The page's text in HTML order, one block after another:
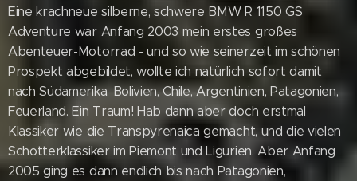
Eine krachneue silberne, schwere BMW R 1150 GS
Adventure war Anfang 2003 mein erstes großes
Abenteuer-Motorrad - und so wie seinerzeit im schönen
Prospekt abgebildet, wollte ich natürlich sofort damit
nach Südamerika. Bolivien, Chile, Argentinien, Patagonien,
Feuerland. Ein Traum! Hab dann aber doch erstmal
Klassiker wie die Transpyrenaica gemacht, und die vielen
Schotterklassiker im Piemont und Ligurien. Aber Anfang
2005 ging es dann endlich bis nach Patagonien,